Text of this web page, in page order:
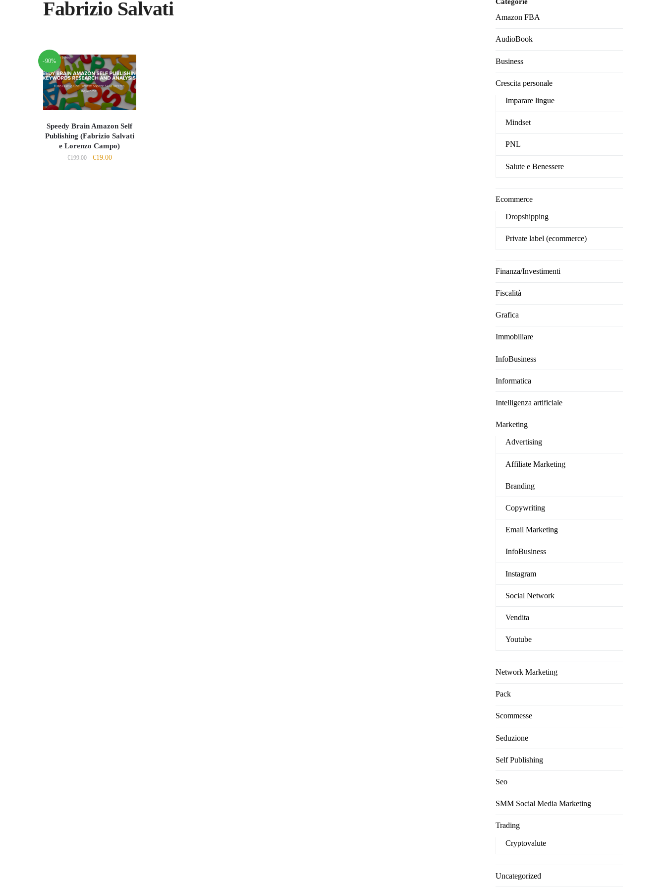
Fabrizio Salvati
-90%
Speedy Brain Amazon Self
Publishing (Fabrizio Salvati
e Lorenzo Campo)
€199.00
Il
€19.00Il
Amazon FBA
AudioBook
Business
Crescita personale
Imparare lingue
Mindset
PNL
Salute e Benessere
Ecommerce
Dropshipping
Private label (ecommerce)
Finanza/Investimenti
Fiscalità
Grafica
Immobiliare
InfoBusiness
Informatica
Intelligenza artificiale
Marketing
Advertising
Affiliate Marketing
Branding
Copywriting
Email Marketing
InfoBusiness
Instagram
Social Network
Vendita
Youtube
Network Marketing
Pack
Scommesse
Seduzione
Self Publishing
Seo
SMM Social Media Marketing
Trading
Cryptovalute
Uncategorized